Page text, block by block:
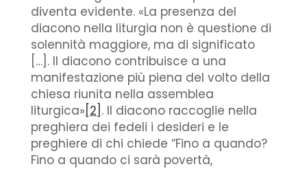
diventa evidente. «La presenza del
diacono nella liturgia non è questione di
solennità maggiore, ma di significato
[…]. Il diacono contribuisce a una
manifestazione più piena del volto della
chiesa riunita nella assemblea
liturgica» [2] . Il diacono raccoglie nella
preghiera dei fedeli i desideri e le
preghiere di chi chiede “Fino a quando?
Fino a quando ci sarà povertà,